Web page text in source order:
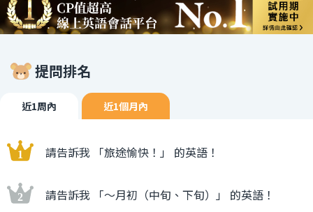
提問排名
近1周內 近1個月內
請告訴我 「旅途愉快！」 的英語！
請告訴我 「〜月初（中旬、下旬）」 的英語！